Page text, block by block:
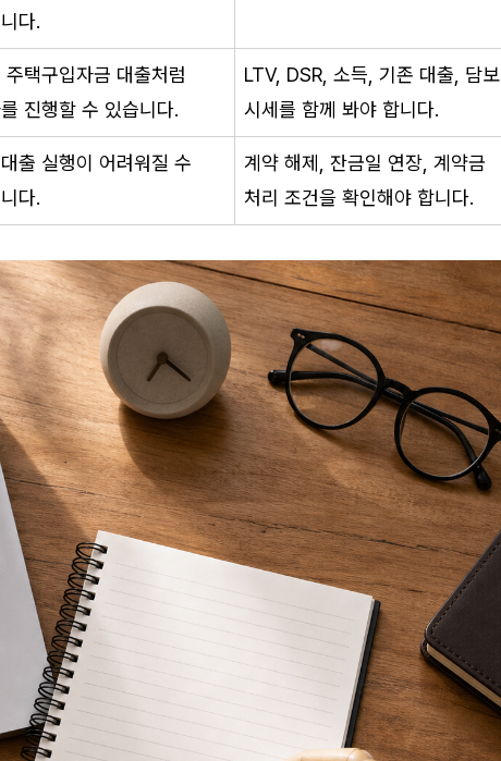
다.
주택구입자금 대출처럼
진행할 수 있습니다.
LTV, DSR, 소득, 기존 대출, 담보
시세를 함께 봐야 합니다.
출 실행이 어려워질 수
다.
계약 해제, 잔금일 연장, 계약금
처리 조건을 확인해야 합니다.